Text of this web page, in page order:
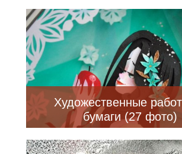
Художественные
бумаги (27 фото)